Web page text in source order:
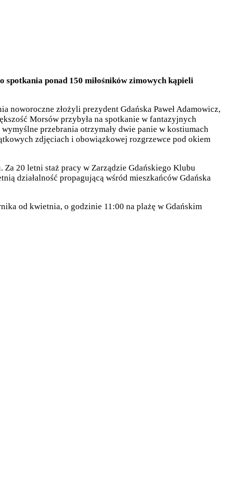
spotkania ponad 150 miłośników zimowych kąpieli
noworoczne złożyli prezydent Gdańska Paweł Adamowicz,
Morsów przybyła na spotkanie w fantazyjnych
przebrania otrzymały dwie panie w kostiumach
zdjęciach i obowiązkowej rozgrzewce pod okiem
20 letni staż pracy w Zarządzie Gdańskiego Klubu
działalność propagującą wśród mieszkańców Gdańska
od kwietnia, o godzinie 11:00 na plażę w Gdańskim